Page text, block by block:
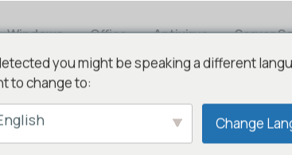
Windows Office Antivirus Server
Security
you might be speaking a different
to change to:
Change